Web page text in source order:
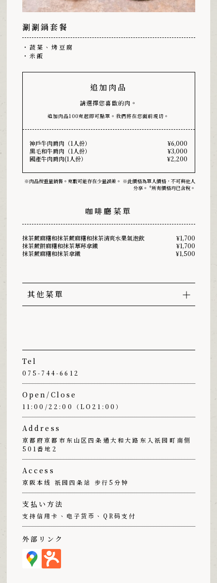
涮涮鍋套餐
・蔬菜、烤豆腐
・米飯
追加肉品
請選擇您喜歡的肉。
追加肉品100克起即可點單。我們將在您面前現切。
神戶牛肉肩肉（1人份）
¥6,000
黑毛和牛肩肉（1人份）
¥3,000
國產牛肉肩肉(1人份）
¥2,200
※肉品按重量銷售。克數可能存在少量誤差。 ※此價格為單人價格，不可與他人
分享。 *所有價格均已含稅。
咖啡廳菜單
抹茶蕨麻糬和抹茶蕨麻糬和抹茶清爽水果氣泡飲
¥1,700
抹茶蕨餅麻糬和抹茶草莓拿鐵
¥1,700
抹茶蕨麻糬和抹茶拿鐵
¥1,500
其他菜單
Tel
075-744-6612
Open/Close
11:00/22:00（LO21:00）
Address
京都府京都市东山区四条通大和大路东入祇园町南侧
501番地2
Access
京阪本线 祇园四条站 步行5分钟
支払い方法
支持信用卡、电子货币、QR码支付
外部リンク